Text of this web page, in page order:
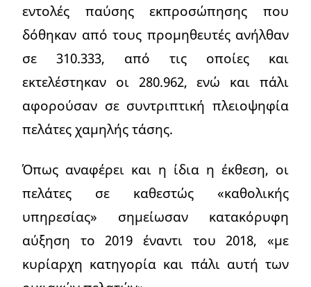
εντολές παύσης εκπροσώπησης που
δόθηκαν από τους προμηθευτές ανήλθαν
σε 310.333, από τις οποίες και
εκτελέστηκαν οι 280.962, ενώ και πάλι
αφορούσαν σε συντριπτική πλειοψηφία
πελάτες χαμηλής τάσης.
Όπως αναφέρει και η ίδια η έκθεση, οι
πελάτες σε καθεστώς «καθολικής
υπηρεσίας» σημείωσαν κατακόρυφη
αύξηση το 2019 έναντι του 2018, «με
κυρίαρχη κατηγορία και πάλι αυτή των